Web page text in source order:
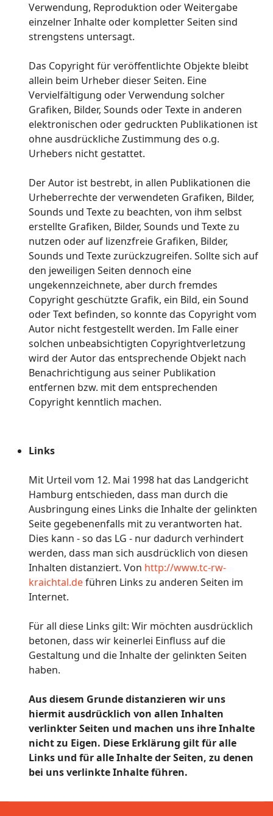
Verwendung, Reproduktion oder Weitergabe
einzelner Inhalte oder kompletter Seiten sind
strengstens untersagt.
Das Copyright für veröffentlichte Objekte bleibt
allein beim Urheber dieser Seiten. Eine
Vervielfältigung oder Verwendung solcher
Grafiken, Bilder, Sounds oder Texte in anderen
elektronischen oder gedruckten Publikationen ist
ohne ausdrückliche Zustimmung des o.g.
Urhebers nicht gestattet.
Der Autor ist bestrebt, in allen Publikationen die
Urheberrechte der verwendeten Grafiken, Bilder,
Sounds und Texte zu beachten, von ihm selbst
erstellte Grafiken, Bilder, Sounds und Texte zu
nutzen oder auf lizenzfreie Grafiken, Bilder,
Sounds und Texte zurückzugreifen. Sollte sich auf
den jeweiligen Seiten dennoch eine
ungekennzeichnete, aber durch fremdes
Copyright geschützte Grafik, ein Bild, ein Sound
oder Text befinden, so konnte das Copyright vom
Autor nicht festgestellt werden. Im Falle einer
solchen unbeabsichtigten Copyrightverletzung
wird der Autor das entsprechende Objekt nach
Benachrichtigung aus seiner Publikation
entfernen bzw. mit dem entsprechenden
Copyright kenntlich machen.
Links
Mit Urteil vom 12. Mai 1998 hat das Landgericht
Hamburg entschieden, dass man durch die
Ausbringung eines Links die Inhalte der gelinkten
Seite gegebenenfalls mit zu verantworten hat.
Dies kann - so das LG - nur dadurch verhindert
werden, dass man sich ausdrücklich von diesen
Inhalten distanziert. Von http://www.tc-rw-
kraichtal.deführen Links zu anderen Seiten im
Internet.
Für all diese Links gilt: Wir möchten ausdrücklich
betonen, dass wir keinerlei Einfluss auf die
Gestaltung und die Inhalte der gelinkten Seiten
haben.
Aus diesem Grunde distanzieren wir uns
hiermit ausdrücklich von allen Inhalten
verlinkter Seiten und machen uns ihre Inhalte
nicht zu Eigen. Diese Erklärung gilt für alle
Links und für alle Inhalte der Seiten, zu denen
bei uns verlinkte Inhalte führen.